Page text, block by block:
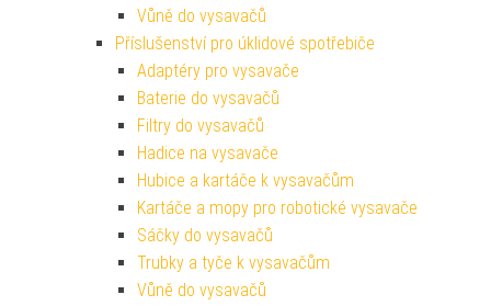
Vůně do vysavačů
Příslušenství pro úklidové spotřebiče
Adaptéry pro vysavače
Baterie do vysavačů
Filtry do vysavačů
Hadice na vysavače
Hubice a kartáče k vysavačům
Kartáče a mopy pro robotické vysavače
Sáčky do vysavačů
Trubky a tyče k vysavačům
Vůně do vysavačů